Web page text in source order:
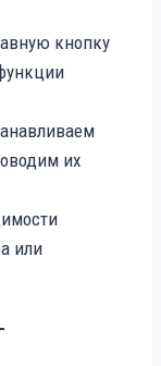
кнопку
их
или